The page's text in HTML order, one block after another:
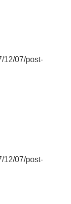
12/07/post-
12/07/post-